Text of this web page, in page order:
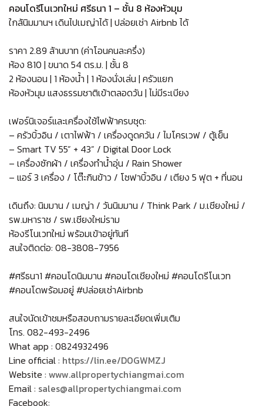
คอนโดรีโนเวทใหม่ ศรีธนา 1 – ชั้น 8 ห้องหัวมุม
ใกล้นิมมานฯ เดินไปเมญ่าได้ | ปล่อยเช่า Airbnb ได้
ราคา 2.89 ล้านบาท (ค่าโอนคนละครึ่ง)
ห้อง 810 | ขนาด 54 ตร.ม. | ชั้น 8
2 ห้องนอน | 1 ห้องน้ำ | 1 ห้องนั่งเล่น | ครัวแยก
ห้องหัวมุม แสงธรรมชาติเข้าตลอดวัน | ไม่มีระเบียง
เฟอร์นิเจอร์และเครื่องใช้ไฟฟ้าครบชุด:
– ครัวบิ้วอิน / เตาไฟฟ้า / เครื่องดูดควัน / ไมโครเวฟ / ตู้เย็น
– Smart TV 55” + 43” / Digital Door Lock
– เครื่องซักผ้า / เครื่องทำน้ำอุ่น / Rain Shower
– แอร์ 3 เครื่อง / โต๊ะกินข้าว / โซฟาบิ้วอิน / เตียง 5 ฟุต + ที่นอน
เดินถึง: นิมมาน / เมญ่า / วันนิมมาน / Think Park / ม.เชียงใหม่ /
รพ.มหาราช / รพ.เชียงใหม่ราม
ห้องรีโนเวทใหม่ พร้อมเข้าอยู่ทันที
สนใจติดต่อ: 08-3808-7956
#ศรีธนา1 #คอนโดนิมมาน #คอนโดเชียงใหม่ #คอนโดรีโนเวท
#คอนโดพร้อมอยู่ #ปล่อยเช่าAirbnb
สนใจนัดเข้าชมหรือสอบถามรายละเอียดเพิ่มเติม
โทร. 082-493-2496
What app : 0824932496
Line official : https://lin.ee/D0GWMZJ
Website : www.allpropertychiangmai.com
Email : sales@allpropertychiangmai.com
Facebook: